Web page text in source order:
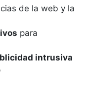
de la web y la
para
intrusiva